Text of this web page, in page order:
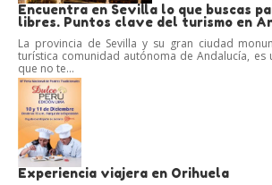
Encuentra en Sevilla lo que buscas
libres. Puntos clave del turismo en
La provincia de Sevilla y su gran ciudad
turística comunidad autónoma de Andalucía, es
que no te...
Experiencia viajera en Orihuela